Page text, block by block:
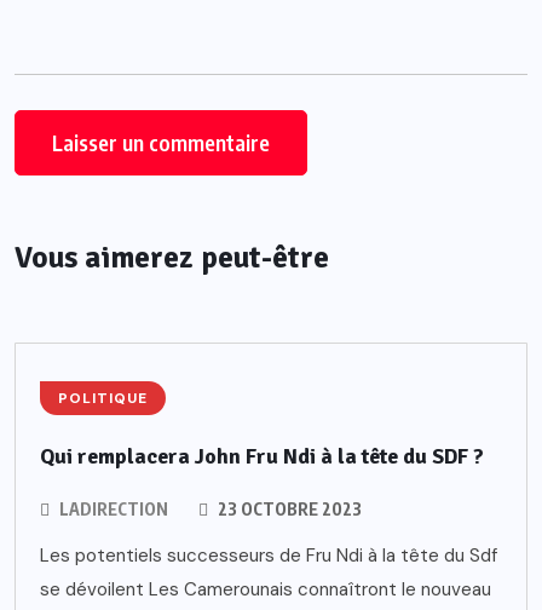
Vous aimerez peut-être
POLITIQUE
Qui remplacera John Fru Ndi à la tête du SDF ?
LADIRECTION 23 OCTOBRE 2023
Les potentiels successeurs de Fru Ndi à la tête du Sdf
se dévoilent Les Camerounais connaîtront le nouveau